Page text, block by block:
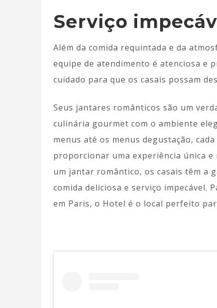
Serviço
Além da comida requintada e da
equipe de atendimento é atenciosa e
cuidado para que os casais possam
Seus jantares românticos são um
culinária gourmet com o ambiente
menus até os menus degustação,
proporcionar uma experiência única e
um jantar romântico, os casais têm a
comida deliciosa e serviço impecável.
em Paris, o Hotel é o local perfeito